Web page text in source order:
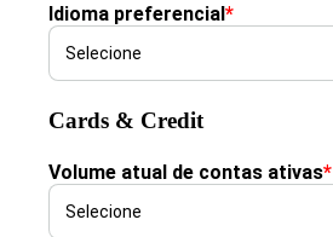
Idioma preferencial*
Cards & Credit
Volume atual de contas ativas*